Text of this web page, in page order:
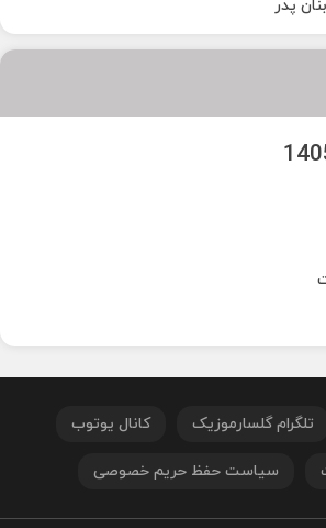
پدر
تلگرام گلسارموزیک کانال یوتوب
سیاست حفظ حریم خصوصی